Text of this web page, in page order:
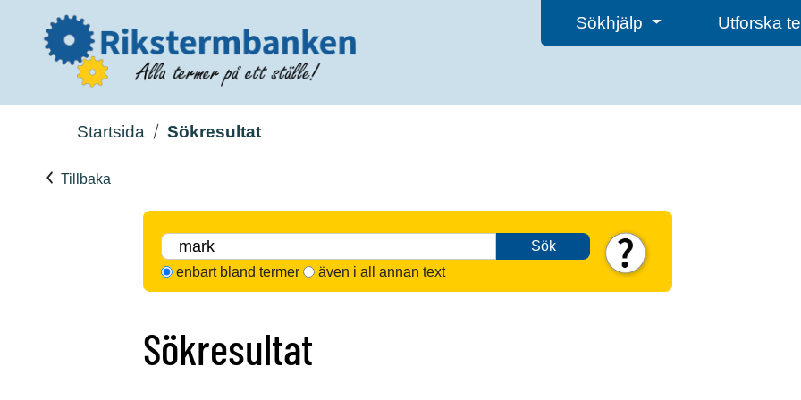
Sökhjälp Utforska
Startsida Sökresultat
Tillbaka
Sök
enbart bland termer
även i all annan text
Sökresultat